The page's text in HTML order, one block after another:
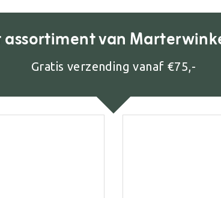
assortiment van
Gratis verzending vanaf €75,-